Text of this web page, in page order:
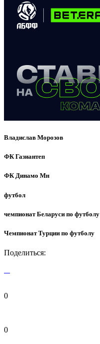
Владислав Морозов
ФК Газиантеп
ФК Динамо Мн
футбол
чемпионат Беларуси по футболу
Чемпионат Турции по футболу
Поделиться:
0
0